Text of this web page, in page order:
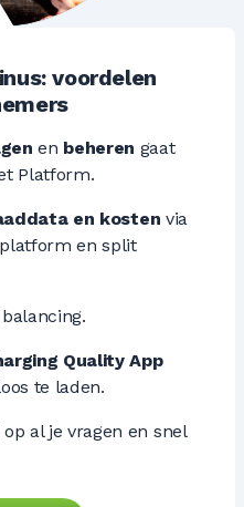
voordelen
en beheren gaat
Platform.
en kosten via
en split
Quality App
te laden.
al je vragen en snel